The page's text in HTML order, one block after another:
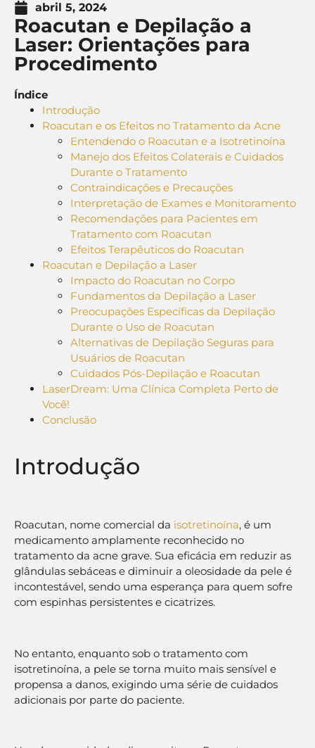
abril 5, 2024
Roacutan e Depilação a
Laser: Orientações para
Procedimento
Índice
Introdução
Roacutan e os Efeitos no Tratamento da Acne
Entendendo o Roacutan e a Isotretinoína
Manejo dos Efeitos Colaterais e Cuidados
Durante o Tratamento
Contraindicações e Precauções
Interpretação de Exames e Monitoramento
Recomendações para Pacientes em
Tratamento com Roacutan
Efeitos Terapêuticos do Roacutan
Roacutan e Depilação a Laser
Impacto do Roacutan no Corpo
Fundamentos da Depilação a Laser
Preocupações Específicas da Depilação
Durante o Uso de Roacutan
Alternativas de Depilação Seguras para
Usuários de Roacutan
Cuidados Pós-Depilação e Roacutan
LaserDream: Uma Clínica Completa Perto de
Você!
Conclusão
Introdução
Roacutan, nome comercial da isotretinoína, é um
medicamento amplamente reconhecido no
tratamento da acne grave. Sua eficácia em reduzir as
glândulas sebáceas e diminuir a oleosidade da pele é
incontestável, sendo uma esperança para quem sofre
com espinhas persistentes e cicatrizes.
No entanto, enquanto sob o tratamento com
isotretinoína, a pele se torna muito mais sensível e
propensa a danos, exigindo uma série de cuidados
adicionais por parte do paciente.